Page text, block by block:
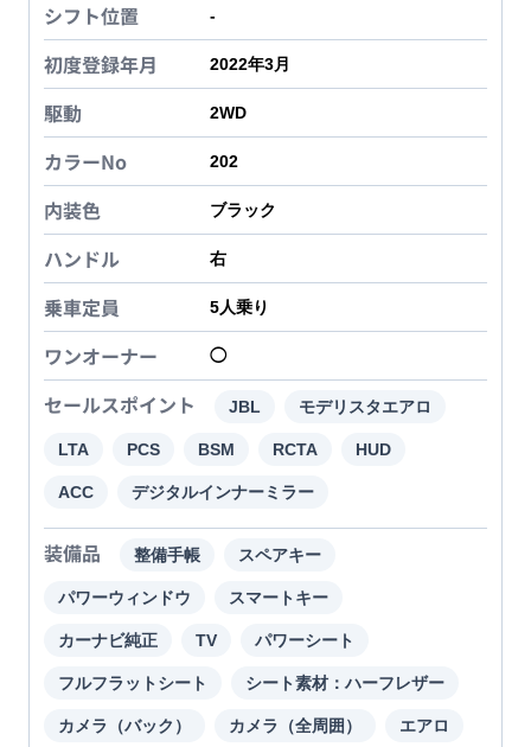
シフト位置 -
初度登録年月 2022年3月
駆動 2WD
カラーNo 202
内装色 ブラック
ハンドル 右
乗車定員 5人乗り
ワンオーナー ◯
セールスポイント JBL モデリスタエアロ
LTA PCS BSM RCTA HUD
ACC デジタルインナーミラー
装備品 整備手帳 スペアキー
パワーウィンドウ スマートキー
カーナビ純正 TV パワーシート
フルフラットシート シート素材：ハーフレザー
カメラ（バック） カメラ（全周囲） エアロ